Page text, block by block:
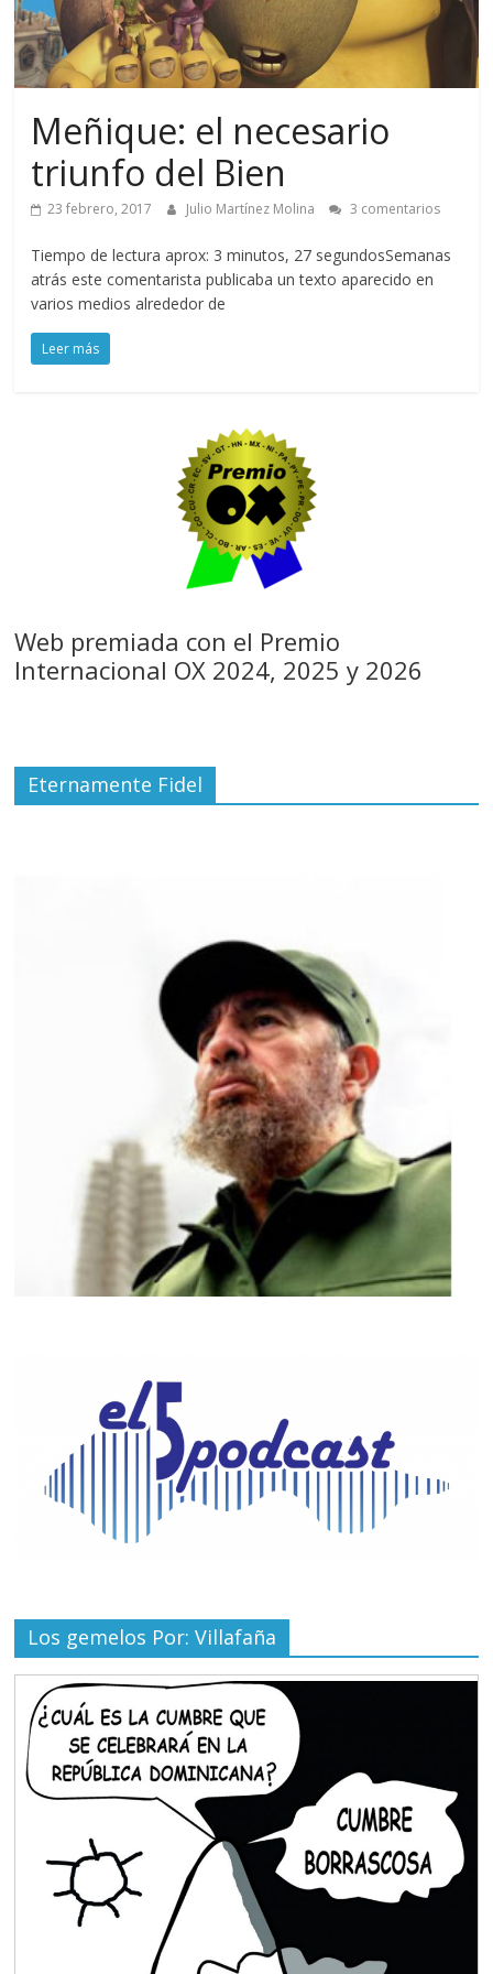
Meñique: el necesario
triunfo del Bien
23 febrero, 2017 Julio Martínez Molina 3 comentarios
Tiempo de lectura aprox: 3 minutos, 27 segundosSemanas
atrás este comentarista publicaba un texto aparecido en
varios medios alrededor de
Leer más
Web premiada con el Premio
Internacional OX 2024, 2025 y 2026
Eternamente Fidel
Los gemelos Por: Villafaña